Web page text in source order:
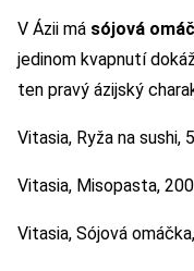
V Ázii má sójová
jedinom kvapnutí
ten pravý ázijský
Vitasia, Ryža na sushi,
Vitasia, Misopasta,
Vitasia, Sójová